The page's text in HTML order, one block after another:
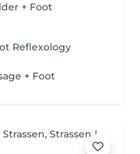
+ Foot
Reflexology
+ Foot